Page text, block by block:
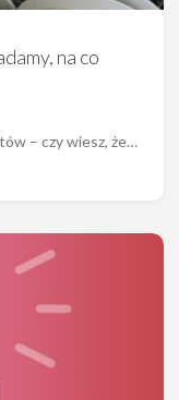
na co
– czy wiesz, że…